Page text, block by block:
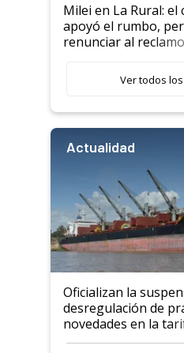
Milei en La Rural: el
apoyó el rumbo,
renunciar al reclamo
Ver todos
Actualidad
Oficializan la
desregulación de
novedades en la